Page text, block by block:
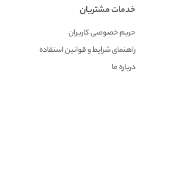
خدمات مشتریان
حریم خصوصی کاربران
راهنمای شرایط و قوانین استفاده
درباره ما